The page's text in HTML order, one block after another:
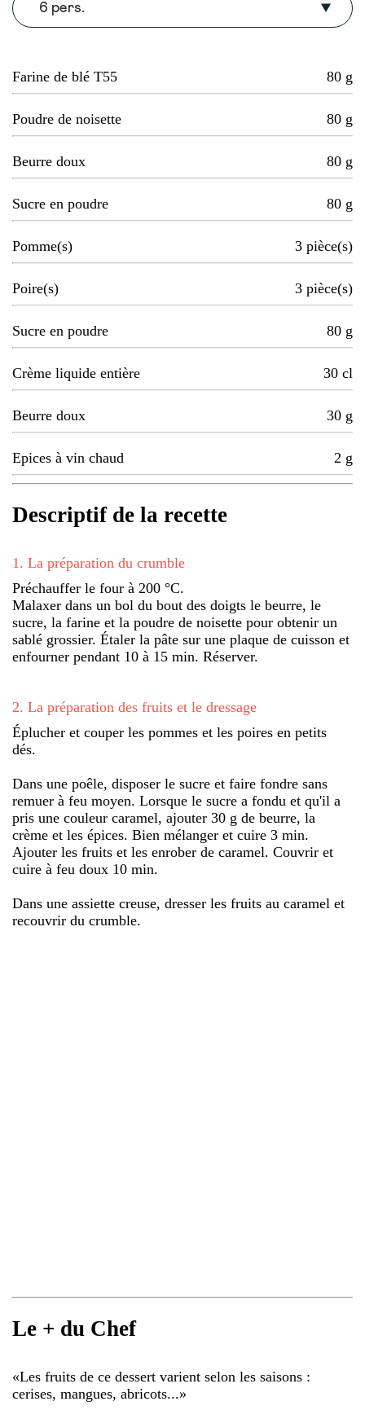
6 pers.
Farine de blé T55 80 g
Poudre de noisette 80 g
Beurre doux 80 g
Sucre en poudre 80 g
Pomme(s) 3 pièce(s)
Poire(s) 3 pièce(s)
Sucre en poudre 80 g
Crème liquide entière 30 cl
Beurre doux 30 g
Epices à vin chaud 2 g
Descriptif de la recette
1 . La préparation du crumble
Préchauffer le four à 200 °C.
Malaxer dans un bol du bout des doigts le beurre, le
sucre, la farine et la poudre de noisette pour obtenir un
sablé grossier. Étaler la pâte sur une plaque de cuisson et
enfourner pendant 10 à 15 min. Réserver.
2. La préparation des fruits et le dressage
Éplucher et couper les pommes et les poires en petits
dés.
Dans une poêle, disposer le sucre et faire fondre sans
remuer à feu moyen. Lorsque le sucre a fondu et qu'il a
pris une couleur caramel, ajouter 30 g de beurre, la
crème et les épices. Bien mélanger et cuire 3 min.
Ajouter les fruits et les enrober de caramel. Couvrir et
cuire à feu doux 10 min.
Dans une assiette creuse, dresser les fruits au caramel et
recouvrir du crumble.
Le + du Chef
«Les fruits de ce dessert varient selon les saisons :
cerises, mangues, abricots...»